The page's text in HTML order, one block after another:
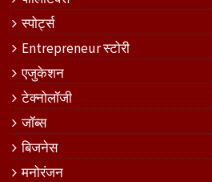
स्पोर्ट्स
Entrepreneur स्टोरी
एजुकेशन
टेक्नोलॉजी
जॉब्स
बिजनेस
मनोरंजन